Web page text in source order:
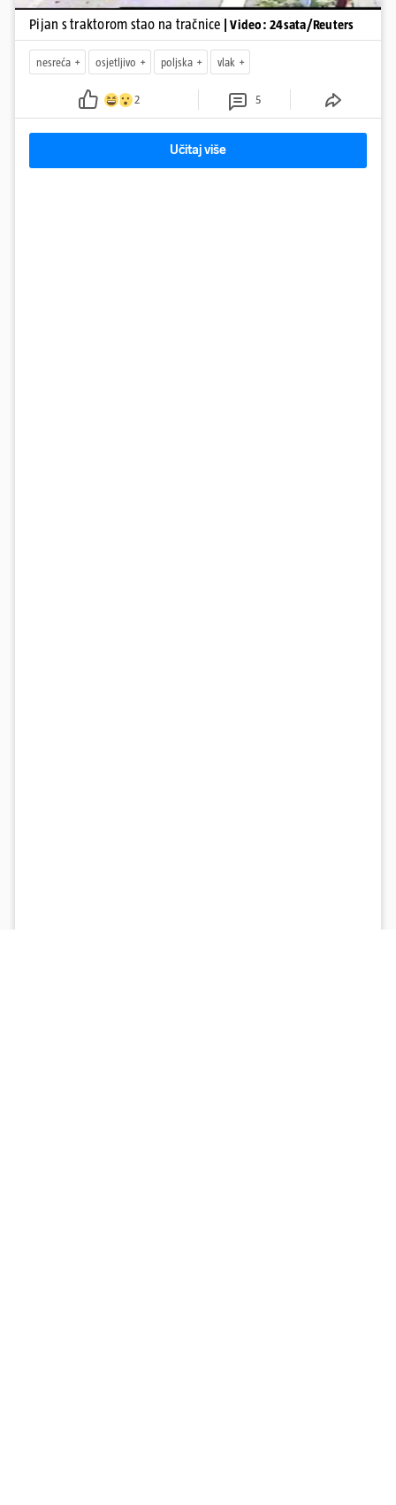
Pijan s traktorom stao na tračnice | Video: 24sata/Reuters
nesreća osjetljivo poljska vlak
2 5
Učitaj više